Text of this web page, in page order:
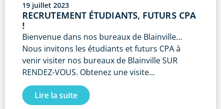
19 juillet 2023
RECRUTEMENT ÉTUDIANTS, FUTURS CPA
!
Bienvenue dans nos bureaux de Blainville…
Nous invitons les étudiants et futurs CPA à
venir visiter nos bureaux de Blainville SUR
RENDEZ-VOUS. Obtenez une visite...
Lire la suite